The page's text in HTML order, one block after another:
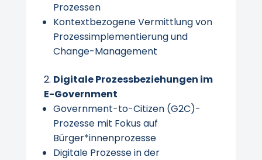
Prozessen
Kontextbezogene Vermittlung von
Prozessimplementierung und
Change-Management
Digitale Prozessbeziehungen im
E-Government
Government-to-Citizen (G2C)-
Prozesse mit Fokus auf
Bürger*innenprozesse
Digitale Prozesse in der